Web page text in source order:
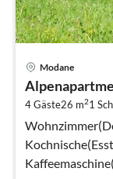
Modane
4 Gäste26 m21